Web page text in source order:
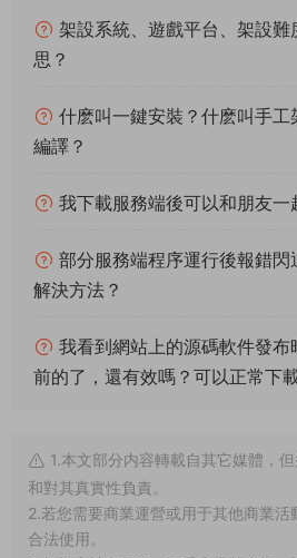
架設系統、遊戲平台、架設
思？
什麽叫一鍵安裝？什麽叫手
編譯？
我下載服務端後可以和朋友一
部分服務端程序運行後報錯閃
解決方法？
我看到網站上的源碼軟件發
前的了，還有效嗎？可以正常下
1.本文部分内容轉載自其它媒體，
和對其真實性負責。
2.若您需要商業運營或用于其他商業活
合法使用。